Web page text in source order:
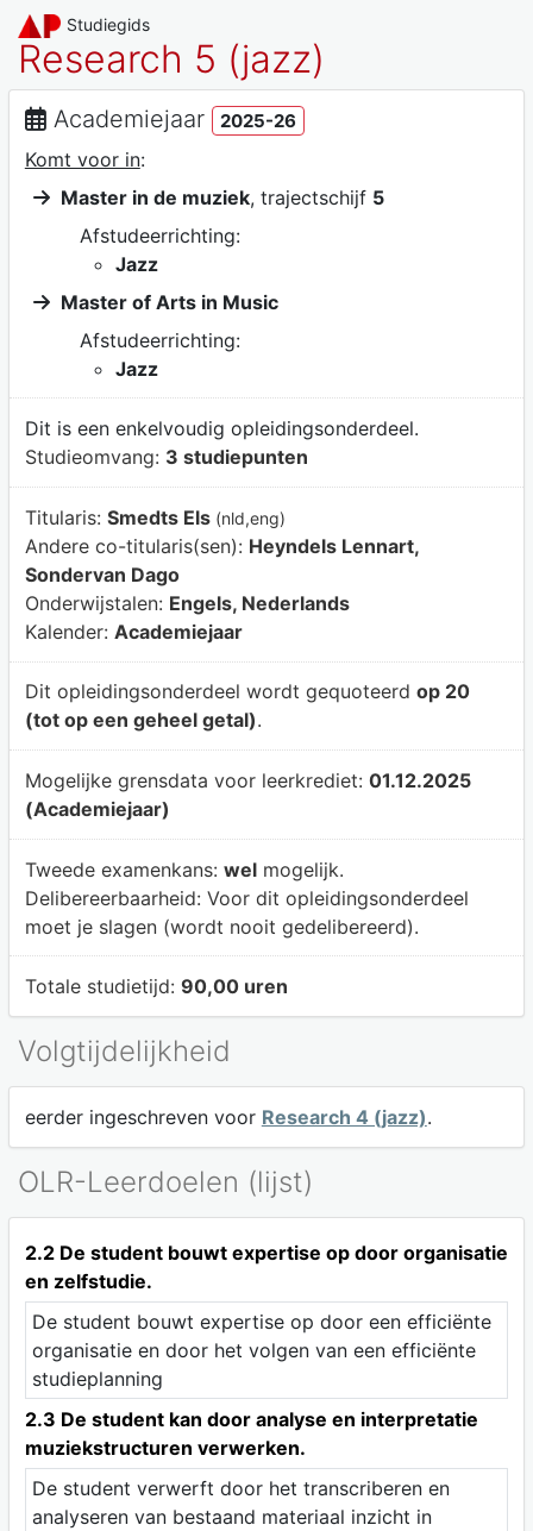
Studiegids
Research 5 (jazz)
Academiejaar 2025-26
Komt voor in:
Master in de muziek, trajectschijf 5
Afstudeerrichting:
Jazz
Master of Arts in Music
Afstudeerrichting:
Jazz
Dit is een enkelvoudig opleidingsonderdeel.
Studieomvang: 3 studiepunten
Titularis: Smedts Els (nld,eng)
Andere co-titularis(sen): Heyndels Lennart,
Sondervan Dago
Onderwijstalen: Engels, Nederlands
Kalender: Academiejaar
Dit opleidingsonderdeel wordt gequoteerd op 20
(tot op een geheel getal).
Mogelijke grensdata voor leerkrediet: 01.12.2025
(Academiejaar)
Tweede examenkans: welmogelijk.
Delibereerbaarheid: Voor dit opleidingsonderdeel
moet je slagen (wordt nooit gedelibereerd).
Totale studietijd: 90,00 uren
Volgtijdelijkheid
eerder ingeschreven voor Research 4 (jazz).
OLR-Leerdoelen (lijst)
2.2 De student bouwt expertise op door organisatie
en zelfstudie.
De student bouwt expertise op door een efficiënte
organisatie en door het volgen van een efficiënte
studieplanning
2.3 De student kan door analyse en interpretatie
muziekstructuren verwerken.
De student verwerft door het transcriberen en
analyseren van bestaand materiaal inzicht in